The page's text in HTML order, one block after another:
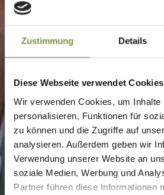
Zustimmung Details
Diese Webseite verwendet Cookies
Wir verwenden Cookies, um Inhalte
personalisieren, Funktionen für
zu können und die Zugriffe auf
analysieren. Außerdem geben wir
Verwendung unserer Website an
soziale Medien, Werbung und
Partner führen diese Informationen